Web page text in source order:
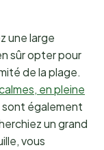
une large
sûr opter pour
de la plage.
en pleine
sont également
un grand
vous